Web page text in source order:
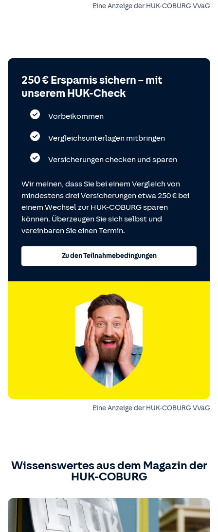
Eine Anzeige der HUK-COBURG VVaG
250 € Ersparnis sichern – mit
unserem HUK-Check
Vorbeikommen
Vergleichsunterlagen mitbringen
Versicherungen checken und sparen
Wir meinen, dass Sie bei einem Vergleich von
mindestens drei Versicherungen etwa 250 € bei
einem Wechsel zur HUK-COBURG sparen
können. Überzeugen Sie sich selbst und
vereinbaren Sie einen Termin.
Zu den Teilnahmebedingungen
Eine Anzeige der HUK-COBURG VVaG
Wissenswertes aus dem Magazin der
HUK-COBURG